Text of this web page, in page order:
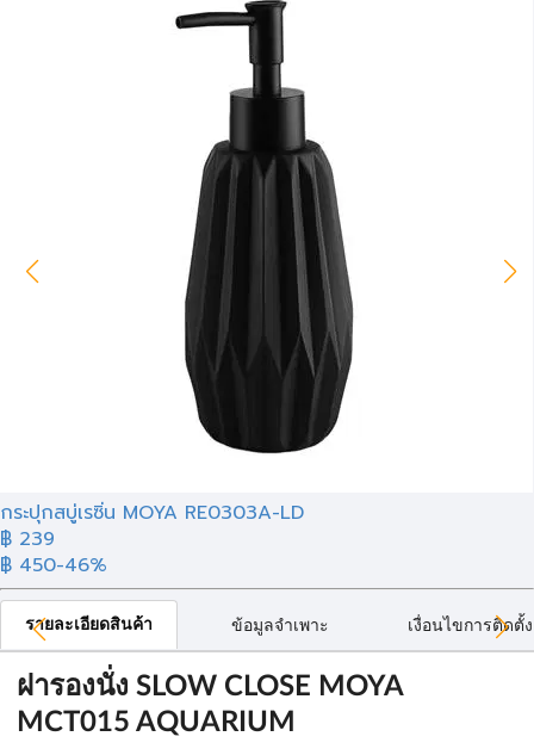
กระปุกสบู่เรซิ่น MOYA RE0303A-LD
฿ 239
฿ 450-46%
รายละเอียดสินค้า ข้อมูลจำเพาะ เงื่อนไขการติดตั้ง
ฝารองนั่ง SLOW CLOSE MOYA
MCT015 AQUARIUM